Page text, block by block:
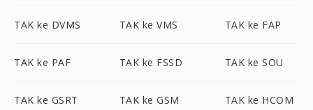
TAK ke DVMS TAK ke VMS TAK ke FAP
TAK ke PAF TAK ke FSSD TAK ke SOU
TAK ke GSRT TAK ke GSM TAK ke HCOM